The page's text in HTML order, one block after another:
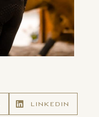
LINKEDIN